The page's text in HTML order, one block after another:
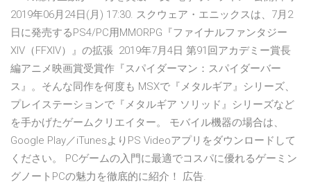
2019年06月24日(月) 17:30. スクウェア・エニックスは、7月2
日に発売するPS4/PC用MMORPG『ファイナルファンタジー
XIV（FFXIV）』の拡張 2019年7月4日 第91回アカデミー賞長
編アニメ映画賞受賞作『スパイダーマン：スパイダーバー
ス』。そんな同作を何度も MSXで『メタルギア』シリーズ、
プレイステーションで『メタルギア ソリッド』シリーズなど
を手かげたゲームクリエイター。 モバイル機器の場合は、
Google Play／iTunesよりPS Videoアプリをダウンロードして
ください。 PCゲームの入門に最適でコスパに優れるゲーミン
グノートPCの魅力を徹底的に紹介！ 広告.